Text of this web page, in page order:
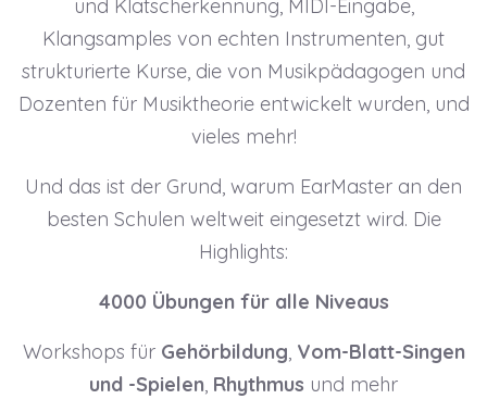
und Klatscherkennung, MIDI-Eingabe,
Klangsamples von echten Instrumenten, gut
strukturierte Kurse, die von Musikpädagogen und
Dozenten für Musiktheorie entwickelt wurden, und
vieles mehr!
Und das ist der Grund, warum EarMaster an den
besten Schulen weltweit eingesetzt wird. Die
Highlights:
4000 Übungen für alle Niveaus
Workshops für Gehörbildung, Vom-Blatt-Singen
und -Spielen, Rhythmus und mehr